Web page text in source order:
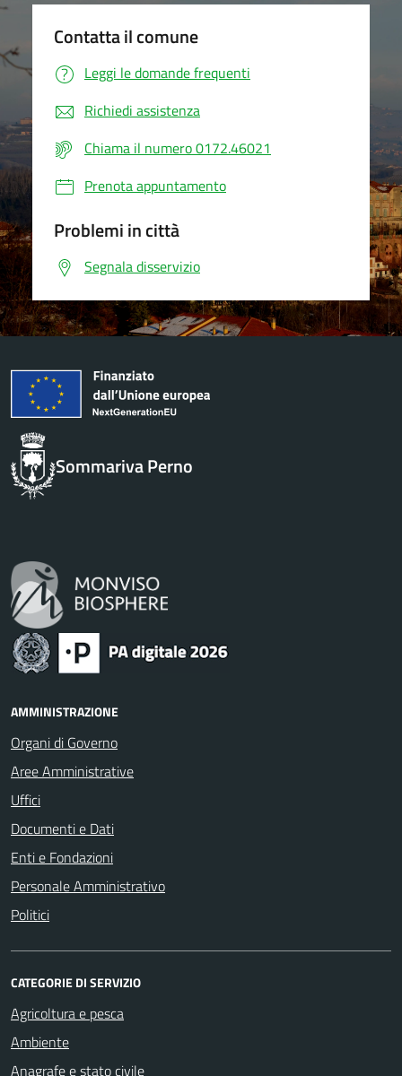
Contatta il comune
Leggi le domande frequenti
Richiedi assistenza
Chiama il numero 0172.46021
Prenota appuntamento
Problemi in città
Segnala disservizio
Sommariva Perno
AMMINISTRAZIONE
Organi di Governo
Aree Amministrative
Uffici
Documenti e Dati
Enti e Fondazioni
Personale Amministrativo
Politici
CATEGORIE DI SERVIZIO
Agricoltura e pesca
Ambiente
Anagrafe e stato civile